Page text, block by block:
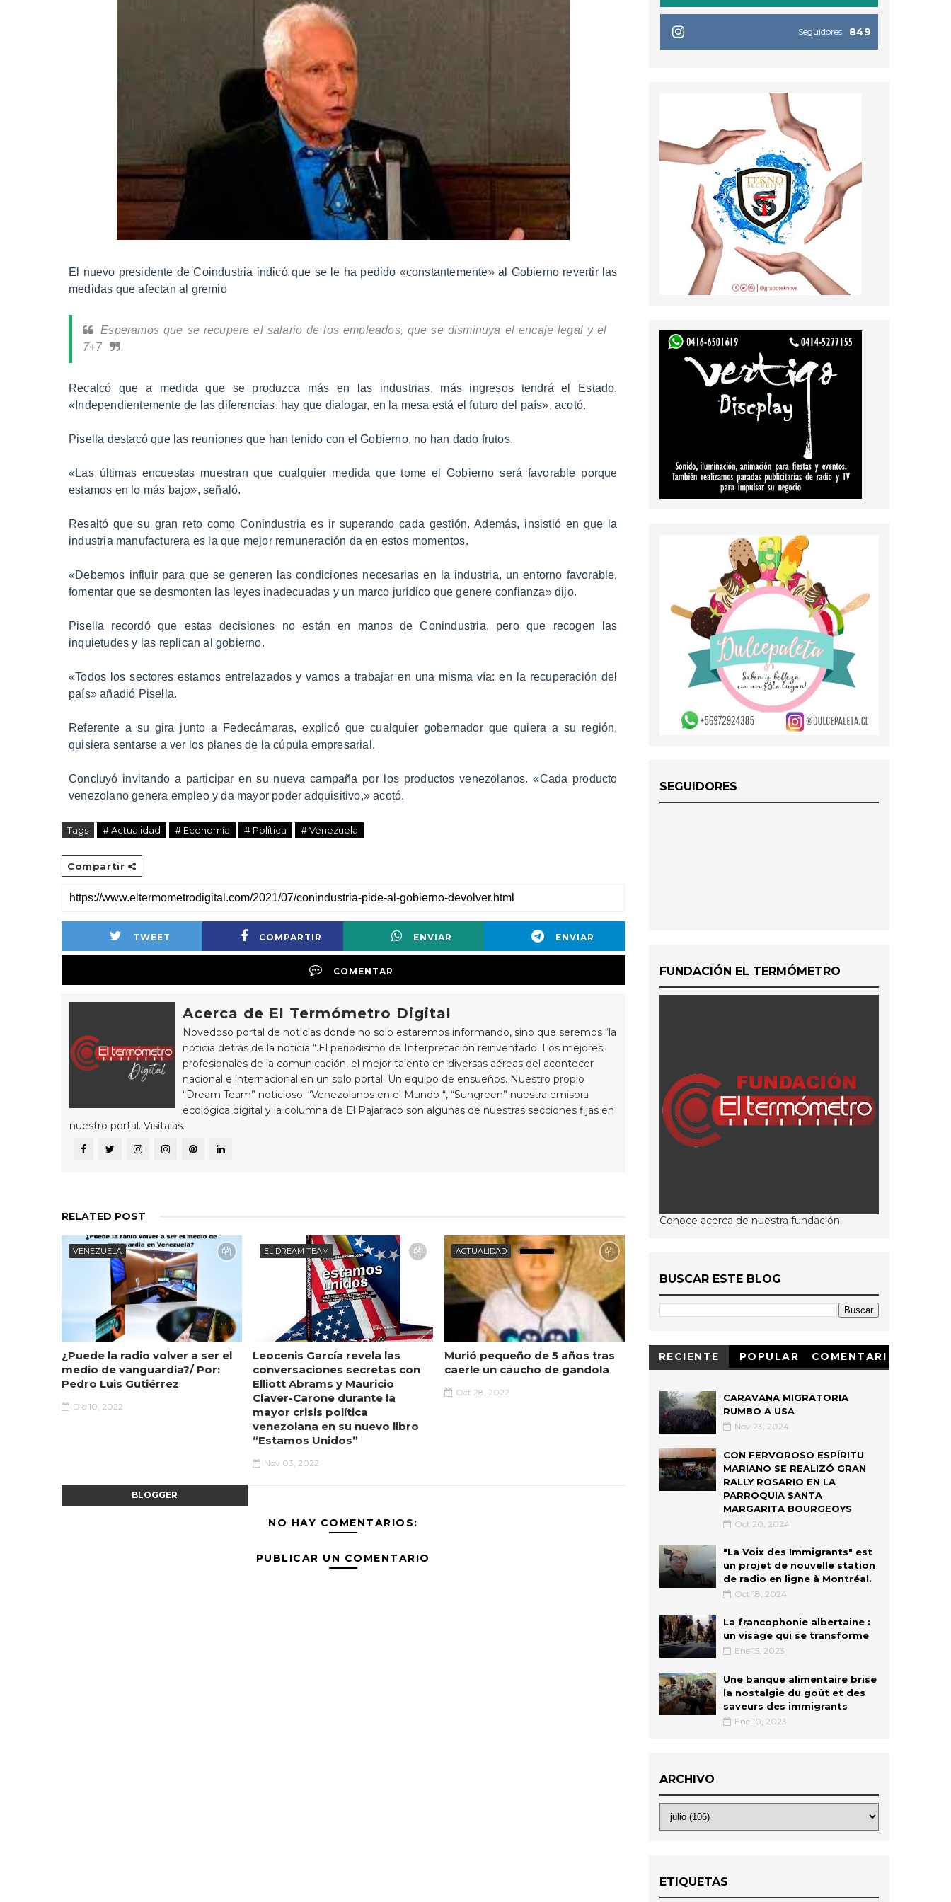
El nuevo presidente de Coindustria indicó que se le ha pedido «constantemente» al Gobierno revertir las
medidas que afectan al gremio
Esperamos que se recupere el salario de los empleados, que se disminuya el encaje legal y el
7+7
Recalcó que a medida que se produzca más en las industrias, más ingresos tendrá el Estado.
«Independientemente de las diferencias, hay que dialogar, en la mesa está el futuro del país», acotó.
Pisella destacó que las reuniones que han tenido con el Gobierno, no han dado frutos.
«Las últimas encuestas muestran que cualquier medida que tome el Gobierno será favorable porque
estamos en lo más bajo», señaló.
Resaltó que su gran reto como Conindustria es ir superando cada gestión. Además, insistió en que la
industria manufacturera es la que mejor remuneración da en estos momentos.
«Debemos influir para que se generen las condiciones necesarias en la industria, un entorno favorable,
fomentar que se desmonten las leyes inadecuadas y un marco jurídico que genere confianza» dijo.
Pisella recordó que estas decisiones no están en manos de Conindustria, pero que recogen las
inquietudes y las replican al gobierno.
«Todos los sectores estamos entrelazados y vamos a trabajar en una misma vía: en la recuperación del
país» añadió Pisella.
Referente a su gira junto a Fedecámaras, explicó que cualquier gobernador que quiera a su región,
quisiera sentarse a ver los planes de la cúpula empresarial.
Concluyó invitando a participar en su nueva campaña por los productos venezolanos. «Cada producto
venezolano genera empleo y da mayor poder adquisitivo,» acotó.
Tags # Actualidad # Economía # Política # Venezuela
Compartir
TWEET COMPARTIR ENVIAR ENVIAR
COMENTAR
Acerca de El Termómetro Digital
Novedoso portal de noticias donde no solo estaremos informando, sino que seremos “la
noticia detrás de la noticia “.El periodismo de Interpretación reinventado. Los mejores
profesionales de la comunicación, el mejor talento en diversas aéreas del acontecer
nacional e internacional en un solo portal. Un equipo de ensueños. Nuestro propio
“Dream Team” noticioso. “Venezolanos en el Mundo “, “Sungreen” nuestra emisora
ecológica digital y la columna de El Pajarraco son algunas de nuestras secciones fijas en
nuestro portal. Visítalas.
RELATED POST
VENEZUELA
¿Puede la radio volver a ser el
medio de vanguardia?/ Por:
Pedro Luis Gutiérrez
Dic 10, 2022
EL DREAM TEAM
Leocenis García revela las
conversaciones secretas con
Elliott Abrams y Mauricio
Claver-Carone durante la
mayor crisis política
venezolana en su nuevo libro
“Estamos Unidos”
Nov 03, 2022
ACTUALIDAD
Murió pequeño de 5 años tras
caerle un caucho de gandola
Oct 28, 2022
BLOGGER
NO HAY COMENTARIOS:
PUBLICAR UN COMENTARIO
849
Seguidores
SEGUIDORES
FUNDACIÓN EL TERMÓMETRO
Conoce acerca de nuestra fundación
BUSCAR ESTE BLOG
RECIENTE POPULAR
COMENTARI
CARAVANA MIGRATORIA
RUMBO A USA
Nov 23, 2024
CON FERVOROSO ESPÍRITU
MARIANO SE REALIZÓ GRAN
RALLY ROSARIO EN LA
PARROQUIA SANTA
MARGARITA BOURGEOYS
Oct 20, 2024
"La Voix des Immigrants" est
un projet de nouvelle station
de radio en ligne à Montréal.
Oct 18, 2024
La francophonie albertaine :
un visage qui se transforme
Ene 15, 2023
Une banque alimentaire brise
la nostalgie du goût et des
saveurs des immigrants
Ene 10, 2023
ARCHIVO
ETIQUETAS